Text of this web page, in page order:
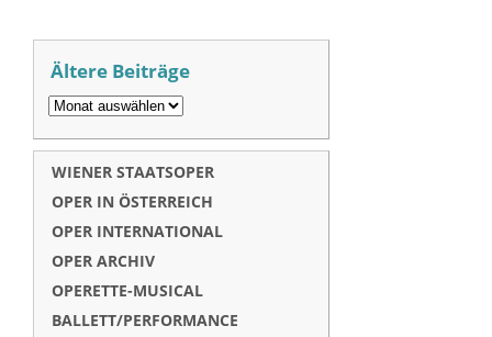
Ältere Beiträge
WIENER STAATSOPER
OPER IN ÖSTERREICH
OPER INTERNATIONAL
OPER ARCHIV
OPERETTE-MUSICAL
BALLETT/PERFORMANCE